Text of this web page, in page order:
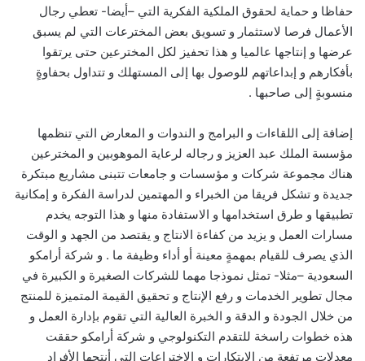
حفاظا و حماية لحقوق الملكية الفكرية التي –أيضا- تعطي رجال
الأعمال فرصا لاستثمار و تسويق بعض المخترعات التي لم يسبق
عرضها و إنتاجها عالميا و هذا تحفيز لكل المخترعين حتى يرتقوا
بأفكارهم و إبداعاتهم للوصول بها إلى المستهلك و تتداول بحفاوةٍ
منسوبةٍ إلى صاحبها .
إضافة إلى اللقاءات و البرامج و الندوات و المعارض التي تنظمها
مؤسسة الملك عبد العزيز و رجاله لرعاية الموهوبين و المخترعين
هناك مجموعة شركات و مؤسسات و جامعات تتبنى مشاريع مبتكرة
جديدة و تشكل فريقا من الخبراء و المهتمين لدراسة الفكرة و إمكانية
تطبيقها و طرق استخدامها و الاستفادة منها و هذا التوجه يخدم
مسارات العمل و يزيد من كفاءة الانتاج و يقتصد من الجهد و الوقت
الذي يصرف للقيام بمهمةٍ معينة أو أداء وظيفة ما . و شركة أرامكو
السعودية –مثلا- تمثل نموذجا مهما للشركات الصغيرة و الكبيرة في
مجال تطوير الخدمات و رفع الإنتاج و تحقيق القيمة المتميزة للمنتج
من خلال الجودة و الدقة و الخبرة العالية التي تقوم بإدارة العمل و
هذه خطوات راسخة للتقدم التكنولوجي و شركة أرامكو حققت
معدلات مرتفعة من الابتكارات و الاختراعات التي أنتجها الأفراد